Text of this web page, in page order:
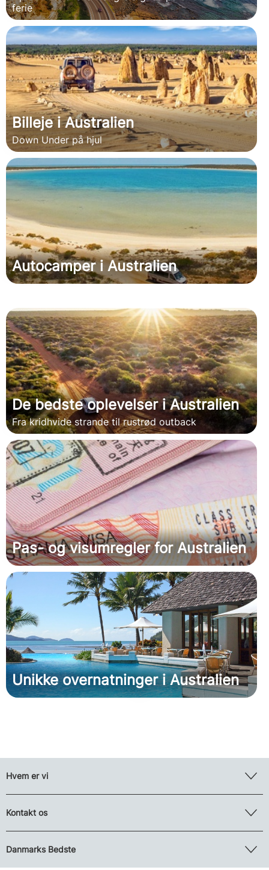
ferie
Billeje i Australien
Down Under på hjul
Autocamper i Australien
De bedste oplevelser i Australien
Fra kridhvide strande til rustrød outback
Pas- og visumregler for Australien
Unikke overnatninger i Australien
Hvem er vi
Kontakt os
Danmarks Bedste